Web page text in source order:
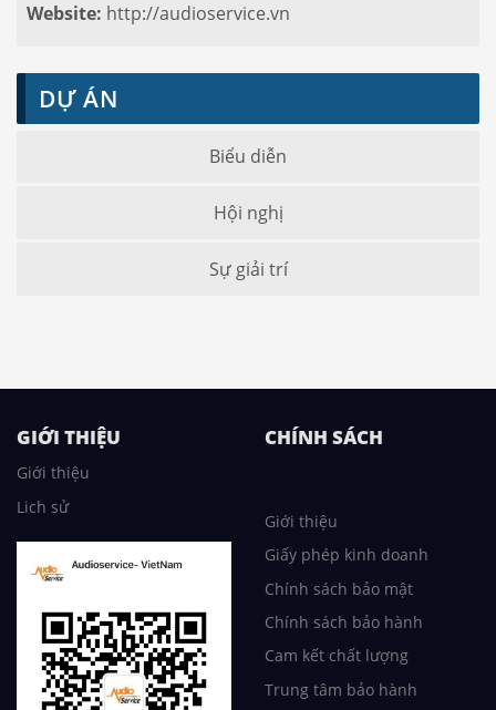
Website: http://audioservice.vn
DỰ ÁN
Biểu diễn
Hội nghị
Sự giải trí
GIỚI THIỆU
Giới thiệu
Lich sử
CHÍNH SÁCH
Giới thiệu
Giấy phép kinh doanh
Chính sách bảo mật
Chính sách bảo hành
Cam kết chất lượng
Trung tâm bảo hành